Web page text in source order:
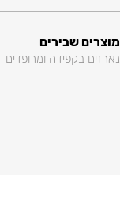
מוצרים שבירים
נארזים בקפידה ומרופדים